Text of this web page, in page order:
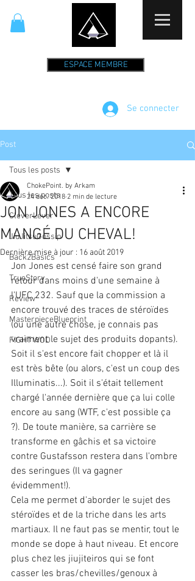
ESPACE MEMBRE
Se connecter
Post
Tous les posts
CleverLever
JiuJitsuGossip
Back2Basics
TrueStory
Review
MasterpieceBlueprint
FIGHT WOD
Tous les posts
JON JONES A ENCORE
MANGÉ DU CHEVAL!
ChokePoint. by Arkam
24 déc. 2018 2 min de lecture
Dernière mise à jour : 16 août 2019
Jon Jones est censé faire son grand
retour dans moins d'une semaine à
l'UFC 232. Sauf que la commission a
encore trouvé des traces de stéroïdes
(ou une autre chose, je connais pas
vraiment le sujet des produits dopants).
Soit il s'est encore fait chopper et là il
est très bête (ou alors, c'est un coup des
Illuminatis...). Soit il s'était tellement
chargé l'année dernière que ça lui colle
encore au sang (WTF, c'est possible ça
?). De toute manière, sa carrière se
transforme en gâchis et sa victoire
contre Gustafsson restera dans l'ombre
des seringues (Il va gagner
évidemment!).
Cela me permet d'aborder le sujet des
stéroïdes et de la triche dans les arts
martiaux. Il ne faut pas se mentir, tout le
monde se dope à haut niveau. Et encore
plus chez les jiujiteiros qui se font
casser les bras/chevilles/genoux à